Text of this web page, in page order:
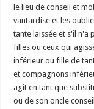
le lieu de conseil et
vantardise et les
tante laissée et s'il n'a
filles ou ceux qui
inférieur ou fille de
et compagnons
agit en tant que
ou de son oncle